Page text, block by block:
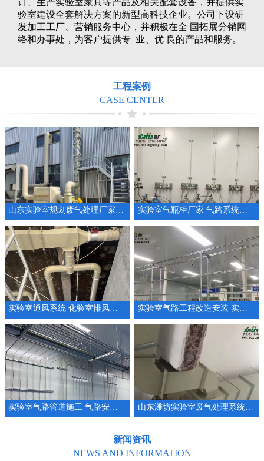
计、生产实验室家具等产品及相关配套设备，并提供实
验室建设全套解决方案的新型高科技企业。公司下设研
发加工工厂、营销服务中心，并积极在全 国拓展分销网
络和办事处，为客户提供专 业、优 良的产品和服务。
工程案例
CASE CENTER
实验室气瓶柜厂家 气路系统工程供气系统设计
实验室通风系统 化验室排风系统整体规划设计 实验室气路工程改造安装 实验室管道厂家
山东潍坊实验室废气处理系统安装设计实验室通排风系统
新闻资讯
NEWS AND INFORMATION